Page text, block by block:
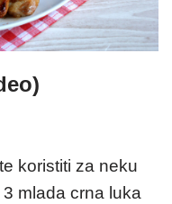
koristiti za neku
mlada crna luka